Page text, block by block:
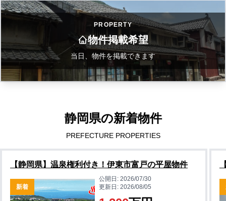
PROPERTY
物件掲載希望
当日、物件を掲載できます
静岡県の新着物件
PREFECTURE PROPERTIES
【静岡県】温泉権利付き！伊東市富戸の平屋物件
新着
公開日:2026/07/30
更新日:2026/08/05